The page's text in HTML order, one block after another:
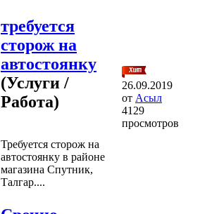
требуется
сторож на
автостоянку
(Услуги /
Работа)
Требуется сторож на
автостоянку в районе
магазина Спутник,
Талгар....
26.09.2019
от Асыл
4129
просмотров